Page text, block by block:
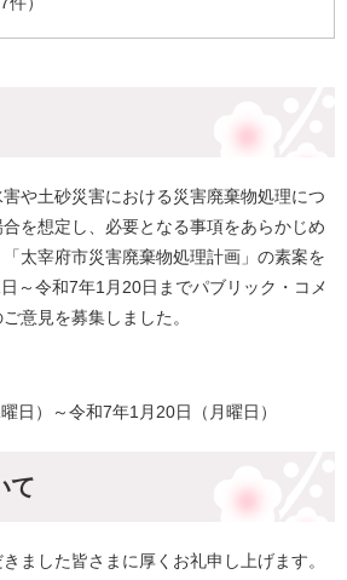
や土砂災害における災害廃棄物処理につ
を想定し、必要となる事項をあらかじめ
太宰府市災害廃棄物処理計画」の素案を
～令和7年1月20日までパブリック・コメ
意見を募集しました。
日）～令和7年1月20日（月曜日）
て
ました皆さまに厚くお礼申し上げます。